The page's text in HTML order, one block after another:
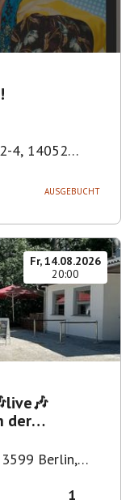
4, 14052
AUSGEBUCHT
Fr, 14.08.2026
20:00
der
Berlin,
1